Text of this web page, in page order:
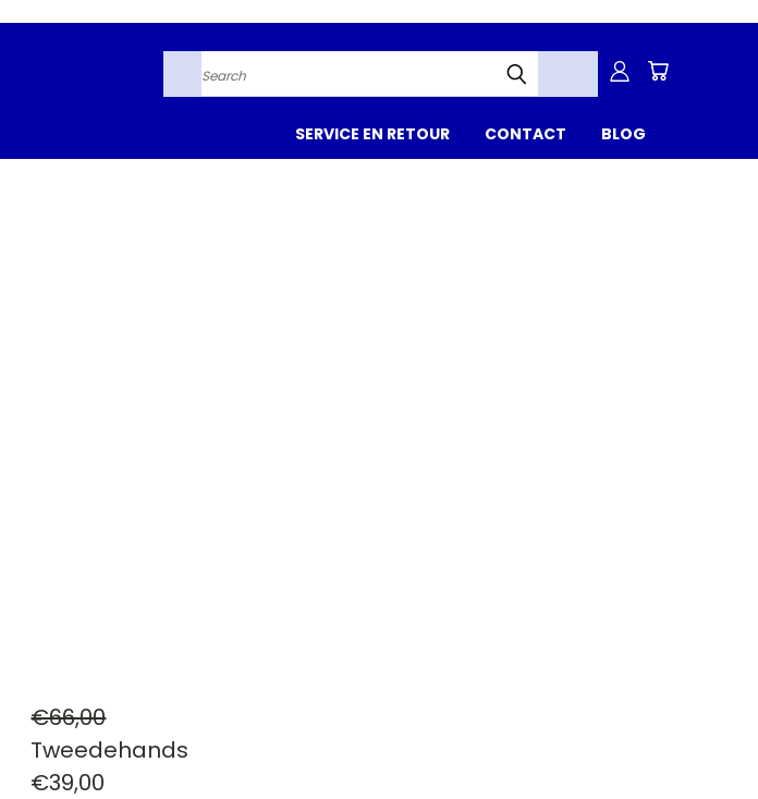
Search
SERVICE EN RETOUR CONTACT BLOG
€66,00
Tweedehands
€39,00